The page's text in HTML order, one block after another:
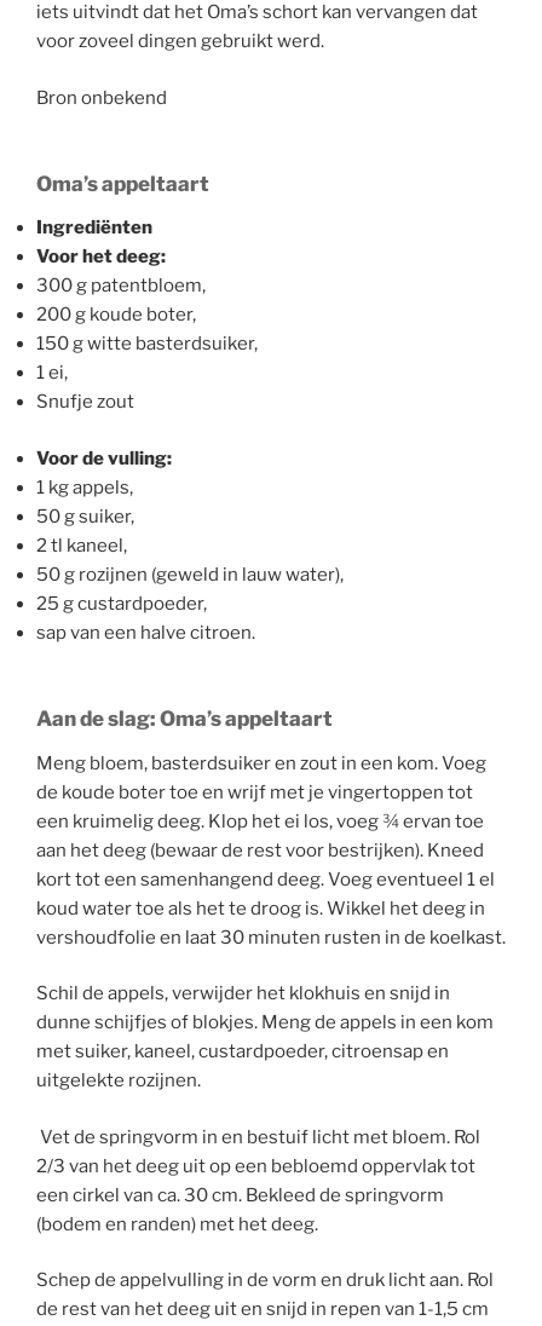
iets uitvindt dat het Oma’s schort kan vervangen dat
voor zoveel dingen gebruikt werd.
Bron onbekend
Oma’s appeltaart
Ingrediënten
Voor het deeg:
300 g patentbloem,
200 g koude boter,
150 g witte basterdsuiker,
1 ei,
Snufje zout
Voor de vulling:
1 kg appels,
50 g suiker,
2 tl kaneel,
50 g rozijnen (geweld in lauw water),
25 g custardpoeder,
sap van een halve citroen.
Aan de slag: Oma’s appeltaart
Meng bloem, basterdsuiker en zout in een kom. Voeg
de koude boter toe en wrijf met je vingertoppen tot
een kruimelig deeg. Klop het ei los, voeg ¾ ervan toe
aan het deeg (bewaar de rest voor bestrijken). Kneed
kort tot een samenhangend deeg. Voeg eventueel 1 el
koud water toe als het te droog is. Wikkel het deeg in
vershoudfolie en laat 30 minuten rusten in de koelkast.
Schil de appels, verwijder het klokhuis en snijd in
dunne schijfjes of blokjes. Meng de appels in een kom
met suiker, kaneel, custardpoeder, citroensap en
uitgelekte rozijnen.
Vet de springvorm in en bestuif licht met bloem. Rol
2/3 van het deeg uit op een bebloemd oppervlak tot
een cirkel van ca. 30 cm. Bekleed de springvorm
(bodem en randen) met het deeg.
Schep de appelvulling in de vorm en druk licht aan. Rol
de rest van het deeg uit en snijd in repen van 1-1,5 cm